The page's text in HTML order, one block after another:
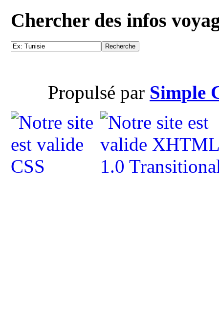
Chercher des infos
Propulsé par Simple